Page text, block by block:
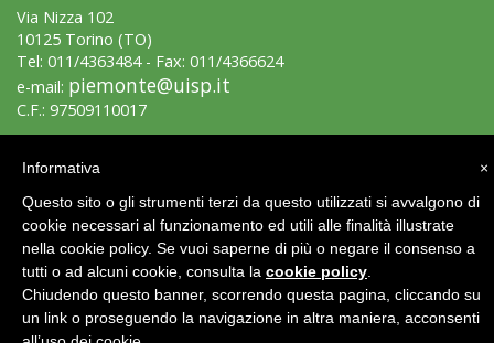
Via Nizza 102
10125 Torino (TO)
Tel: 011/4363484 - Fax: 011/4366624
e-mail: piemonte@uisp.it
C.F.: 97509110017
Area Riservata 2.0 ×
Informativa
Questo sito o gli strumenti terzi da questo utilizzati si avvalgono di
cookie necessari al funzionamento ed utili alle finalità illustrate
nella cookie policy. Se vuoi saperne di più o negare il consenso a
tutti o ad alcuni cookie, consulta la cookie policy
Chiudendo questo banner, scorrendo questa pagina, cliccando su
un link o proseguendo la navigazione in altra maniera, acconsenti